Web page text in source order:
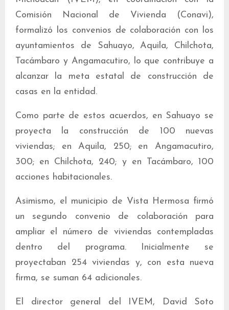
Comisión Nacional de Vivienda (Conavi),
formalizó los convenios de colaboración con los
ayuntamientos de Sahuayo, Aquila, Chilchota,
Tacámbaro y Angamacutiro, lo que contribuye a
alcanzar la meta estatal de construcción de
casas en la entidad.
Como parte de estos acuerdos, en Sahuayo se
proyecta la construcción de 100 nuevas
viviendas; en Aquila, 250; en Angamacutiro,
300; en Chilchota, 240; y en Tacámbaro, 100
acciones habitacionales.
Asimismo, el municipio de Vista Hermosa firmó
un segundo convenio de colaboración para
ampliar el número de viviendas contempladas
dentro del programa. Inicialmente se
proyectaban 254 viviendas y, con esta nueva
firma, se suman 64 adicionales.
El director general del IVEM, David Soto